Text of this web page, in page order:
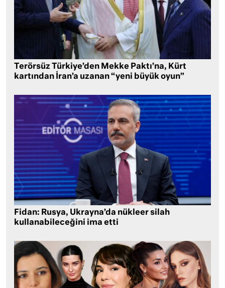
Terörsüz Türkiye’den Mekke Paktı’na, Kürt
kartından İran’a uzanan “yeni büyük oyun”
Fidan: Rusya, Ukrayna’da nükleer silah
kullanabileceğini ima etti